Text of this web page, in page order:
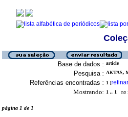
Base de dados : article
Pesquisa : AKTAS,
Referências encontradas : 1 [refinar
Mostrando: 1 .. 1 no
página 1 de 1